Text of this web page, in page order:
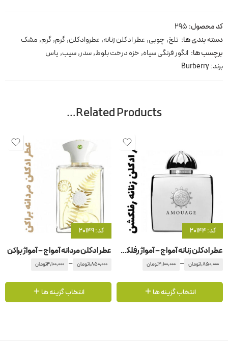
کد محصول: 295
دسته بندی ها: تلخ, چوبی, عطر ادکلن زنانه, عطروادکلن,گرم,گرم, مشک
برچسب ها: انگور فرنگی سیاه, خزه درخت بلوط,سدر,سیب, یاس
برند:Burberry
Related Products…
کد: 20144
عطر ادکلن زنانه آمواج – آمواژ رفلکشن
1,850,000تومان –
4,100,000تومان
انتخاب گزینه ها
کد: 20149
عطر ادکلن مردانه آمواج – آمواژ براکن
1,850,000تومان –
4,100,000تومان
انتخاب گزینه ها